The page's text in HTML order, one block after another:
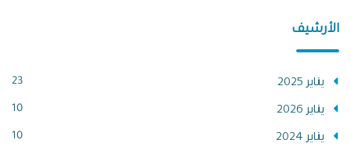
الأرشيف
يناير 2025 23
يناير 2026 10
يناير 2024 10